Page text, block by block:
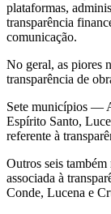
plataformas,
transparência
comunicação.
No geral, as piores
transparência de
Sete municípios —
Espírito Santo,
referente à
Outros seis
associada à
Conde, Lucena e